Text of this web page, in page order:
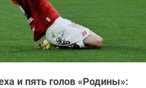
и пять голов «Родины»: